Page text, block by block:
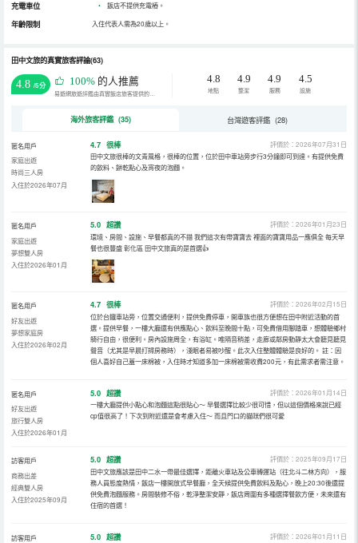
充電車位 • 飯店不提供充電樁。
年齡限制 入住代表人需為20歲以上。
田中文旅的真實旅客評論(63)
4.8 /5分 100% 的人推薦
易遊網旅遊評鑑由真實飯店旅客提供的評鑑。
4.8
地點
4.9
整潔
4.9
服務
4.5
設施
海外旅客評鑑 (35) 台灣遊客評鑑 (28)
匿名用戶
家庭出遊
時尚三人房
入住於2026年07月
4.7 很棒
評價於：2026年07月31日
田中文旅很棒的文青風格，很棒的位置，位於田中車站旁步行3分鐘即可到達。有提供免費
的飲料、餅乾點心及宵夜的泡麵。
匿名用戶
家庭出遊
夢想雙人房
入住於2026年01月
5.0 超讚
評價於：2026年01月23日
環境、房間、設施、早餐都真的不錯 我們這次有帶寶寶去 裡面的寶寶用品一應俱全 每天早
餐也很豐盛 彰化區 田中文旅真的是首選👍
匿名用戶
好友出遊
夢想家庭房
入住於2026年02月
4.7 很棒
評價於：2026年02月15日
位於台鐵車站旁，位置交通便利，提供免費停車，開車族也很方便想在田中附近活動的首
選。提供早餐，一樓大廳還有供應點心、飲料至晚間十點，可免費借用腳踏車，想體驗鄉村
騎行自由，很便利。房內設施周全，有浴缸。唯隔音稍差，走廊或鄰房動靜太大會聽見聽見
聲音（尤其是早晨打掃房務時），淺眠者易被吵醒。此次入住整體體驗是良好的。 註：因
個人喜好自己蓋一床棉被，入住時才知道多加一床棉被需收費200元，有此需求者需注意。
匿名用戶
好友出遊
旅行雙人房
入住於2026年01月
5.0 超讚
評價於：2026年01月14日
一樓大廳提供小點心和泡麵這點很貼心～ 早餐選擇比較少很可惜，但以這個價格來說已經
cp值很高了！下次到附近還是會考慮入住～ 而且門口的貓咪們很可愛
訪客用戶
商務出差
經典雙人房
入住於2025年09月
5.0 超讚
評價於：2025年09月17日
田中文旅應該是田中二水一帶最佳選擇，距離火車站及公車轉運站（往北斗二林方向），服
務人員態度熱情，飯店一樓開放式早餐廳，全天候提供免費飲料及點心，晚上20:30後還提
供免費泡麵服務。房間裝修不俗，乾淨整潔安靜，飯店周圍有多種選擇餐飲方便，未來還有
住宿的首選！
訪客用戶
5.0 超讚
評價於：2026年01月11日